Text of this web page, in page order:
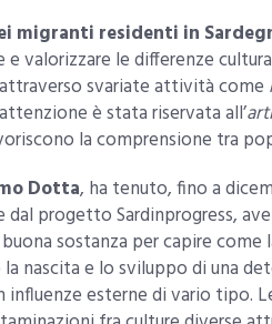
migranti residenti in
valorizzare le differenze
svariate attività come
è stata riservata all’
la comprensione tra
Dotta, ha tenuto, fino a
progetto Sardinprogress,
sostanza per capire come
e lo sviluppo di una
esterne di vario tipo.